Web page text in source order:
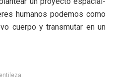
humanos podemos como
cuerpo y transmutar en un